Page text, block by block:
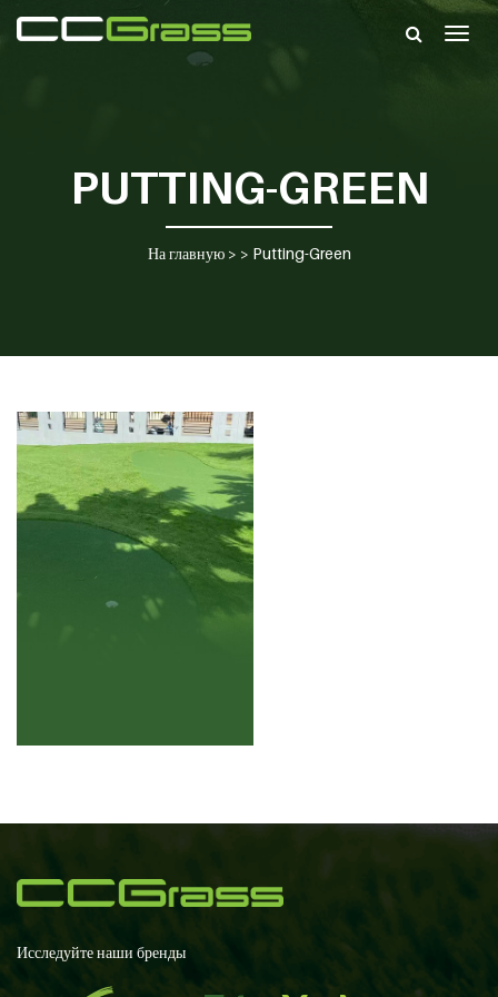
PUTTING-GREEN
На главную> > Putting-Green
Исследуйте наши бренды